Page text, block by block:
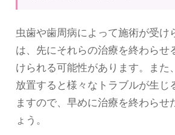
虫歯や歯周病によって施術が受け
は、先にそれらの治療を終わらせ
けられる可能性があります。また
放置すると様々なトラブルが生じ
ますので、早めに治療を終わらせ
ょう。